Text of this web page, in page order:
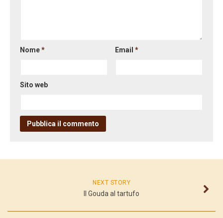
Nome* Email*
Sito web
NEXT STORY
Il Gouda al tartufo